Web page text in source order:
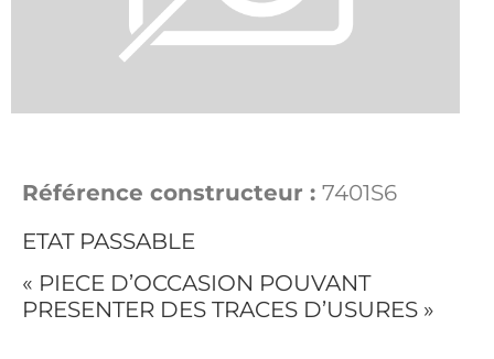
Référence constructeur : 7401S6
ETAT PASSABLE
« PIECE D’OCCASION POUVANT
PRESENTER DES TRACES D’USURES »